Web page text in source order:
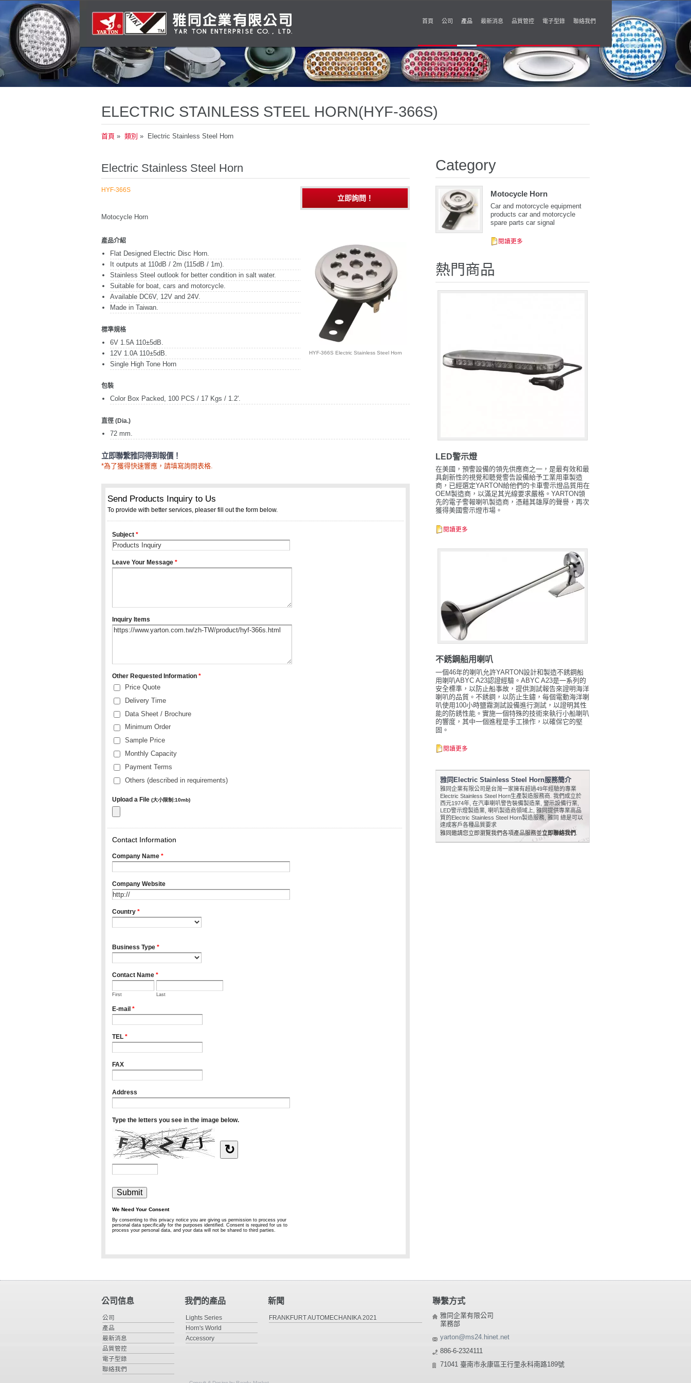
首頁 公司 產品 最新消息 品質管控 電子型錄 聯絡我們
ELECTRIC STAINLESS STEEL HORN(HYF-366S)
首頁 » 類別 » Electric Stainless Steel Horn
Electric Stainless Steel Horn
立即詢問！
HYF-366S
Motocycle Horn
HYF-366S Electric Stainless Steel Horn
產品介紹
Flat Designed Electric Disc Horn.
It outputs at 110dB / 2m (115dB / 1m).
Stainless Steel outlook for better condition in salt water.
Suitable for boat, cars and motorcycle.
Available DC6V, 12V and 24V.
Made in Taiwan.
標準規格
6V 1.5A 110±5dB.
12V 1.0A 110±5dB.
Single High Tone Horn
包裝
Color Box Packed, 100 PCS / 17 Kgs / 1.2'.
直徑 (Dia.)
72 mm.
立即聯繫雅同得到報價！
*為了獲得快速響應，請填寫詢問表格.
Category
Motocycle Horn
Car and motorcycle equipment
products car and motorcycle
spare parts car signal
閱讀更多
熱門商品
LED警示燈
在美國，預警設備的領先供應商之一，是最有效和最
具創新性的視覺和聽覺警告設備給予工業用車製造
商，已經選定YARTON給他們的卡車警示燈品質用在
OEM製造商，以滿足其光線要求嚴格。YARTON領
先的電子警報喇叭製造商，憑藉其雄厚的聲譽，再次
獲得美國警示燈市場。
閱讀更多
不銹鋼船用喇叭
一個46年的喇叭允許YARTON設計和製造不銹鋼船
用喇叭ABYC A23認證經驗。ABYC A23是一系列的
安全標準，以防止船事故，提供測試報告來證明海洋
喇叭的品質。不銹鋼，以防止生鏽，每個電動海洋喇
叭使用100小時鹽霧測試設備進行測試，以證明其性
能的防銹性能。實施一個特殊的技術來執行小船喇叭
的響度，其中一個進程是手工操作，以確保它的堅
固。
閱讀更多
雅同Electric Stainless Steel Horn服務簡介
雅同企業有限公司是台灣一家擁有超過49年經驗的專業
Electric Stainless Steel Horn生產製造服務商. 我們成立於
西元1974年, 在汽車喇叭警告裝備製造業, 警示設備行業,
LED警示燈製造業, 喇叭製造商領域上, 雅同提供專業高品
質的Electric Stainless Steel Horn製造服務, 雅同 總是可以
達成客戶各種品質要求
雅同邀請您立即瀏覽我們各項產品服務並立即聯絡我們.
公司信息
公司
產品
最新消息
品質管控
電子型錄
聯絡我們
我們的產品
Lights Series
Horn's World
Accessory
新聞
FRANKFURT AUTOMECHANIKA 2021
聯繫方式
雅同企業有限公司
業務部
yarton@ms24.hinet.net
886-6-2324111
71041 臺南市永康區王行里永科南路189號